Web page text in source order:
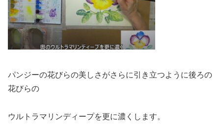
パンジーの花びらの美しさがさらに引き立つように後ろの
花びらの
ウルトラマリンディープを更に濃くします。